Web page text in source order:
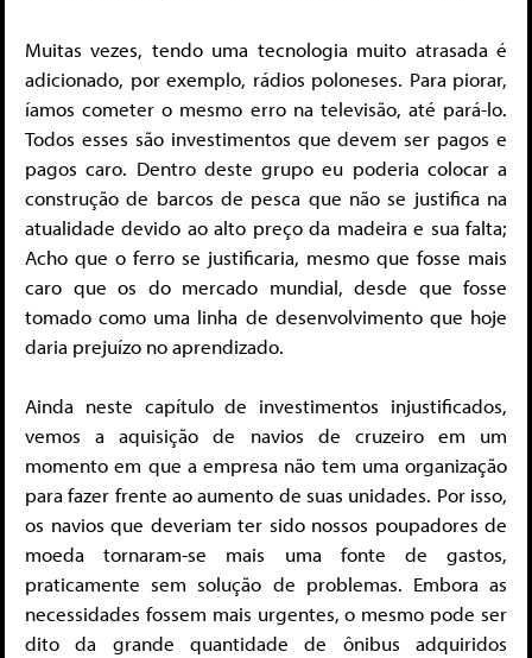
Muitas vezes, tendo uma tecnologia muito atrasada é
adicionado, por exemplo, rádios poloneses. Para piorar,
íamos cometer o mesmo erro na televisão, até pará-lo.
Todos esses são investimentos que devem ser pagos e
pagos caro. Dentro deste grupo eu poderia colocar a
construção de barcos de pesca que não se justifica na
atualidade devido ao alto preço da madeira e sua falta;
Acho que o ferro se justificaria, mesmo que fosse mais
caro que os do mercado mundial, desde que fosse
tomado como uma linha de desenvolvimento que hoje
daria prejuízo no aprendizado.
Ainda neste capítulo de investimentos injustificados,
vemos a aquisição de navios de cruzeiro em um
momento em que a empresa não tem uma organização
para fazer frente ao aumento de suas unidades. Por isso,
os navios que deveriam ter sido nossos poupadores de
moeda tornaram-se mais uma fonte de gastos,
praticamente sem solução de problemas. Embora as
necessidades fossem mais urgentes, o mesmo pode ser
dito da grande quantidade de ônibus adquiridos